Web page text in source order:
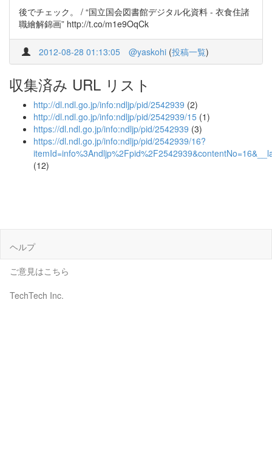
後でチェック。 / “国立国会図書館デジタル化資料 - 衣食住諸
職繪解錦画” http://t.co/m1e9OqCk
2012-08-28 01:13:05 @yaskohi (投稿一覧)
収集済み URL リスト
http://dl.ndl.go.jp/info:ndljp/pid/2542939 (2)
http://dl.ndl.go.jp/info:ndljp/pid/2542939/15 (1)
https://dl.ndl.go.jp/info:ndljp/pid/2542939 (3)
https://dl.ndl.go.jp/info:ndljp/pid/2542939/16?
(12)
ヘルプ
ご意見はこちら
TechTech Inc.